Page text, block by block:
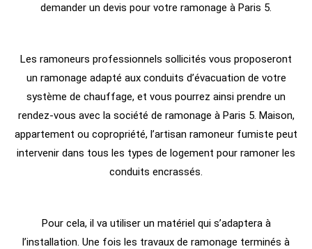
demander un devis pour votre ramonage à Paris 5.
Les ramoneurs professionnels sollicités vous proposeront
un ramonage adapté aux conduits d’évacuation de votre
système de chauffage, et vous pourrez ainsi prendre un
rendez-vous avec la société de ramonage à Paris 5. Maison,
appartement ou copropriété, l’artisan ramoneur fumiste peut
intervenir dans tous les types de logement pour ramoner les
conduits encrassés.
Pour cela, il va utiliser un matériel qui s’adaptera à
l’installation. Une fois les travaux de ramonage terminés à